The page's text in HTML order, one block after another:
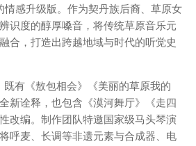
情感升级版。作为契丹族后裔、草原女
识度的醇厚嗓音，将传统草原音乐元
合，打造出跨越地域与时代的听觉史
既有《敖包相会》《美丽的草原我的
新诠释，也包含《漠河舞厅》《走四
改编。制作团队特邀国家级马头琴演
呼麦、长调等非遗元素与合成器、电